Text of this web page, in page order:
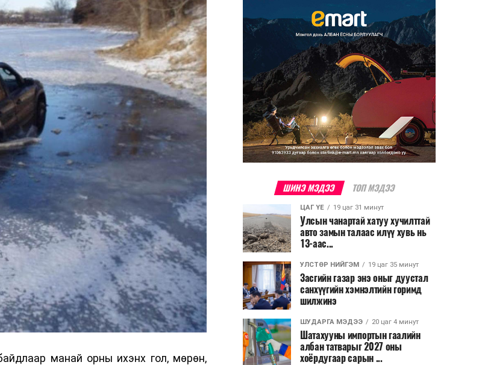
манай орны ихэнх гол, мөрөн,
ШИНЭ МЭДЭЭ ТОП МЭДЭЭ
ЦАГ ҮЕ 19 цаг 31 минут
Улсын чанартай хатуу хучилттай
авто замын талаас илүү хувь нь
13-аас...
УЛСТӨР НИЙГЭМ 19 цаг 35 минут
Засгийн газар энэ оныг дуустал
санхүүгийн хэмнэлтийн горимд
шилжинэ
ШУДАРГА МЭДЭЭ 20 цаг 4 минут
Шатахууны импортын гаалийн
албан татварыг 2027 оны
хоёрдугаар сарын ...